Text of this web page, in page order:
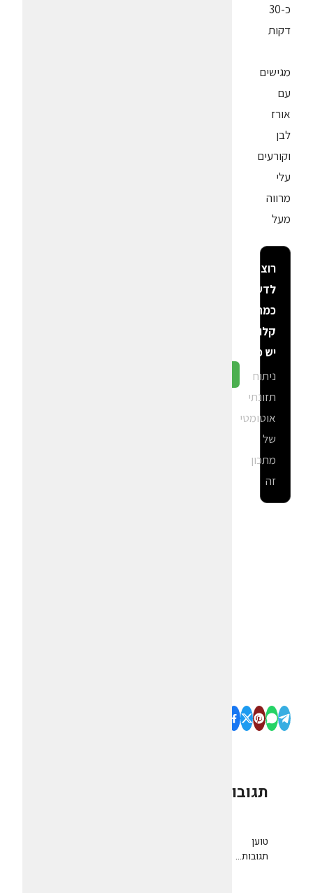
כ-30
דקות
מגישים
עם
אורז
לבן
וקורעים
עלי
מרווה
מעל
רוצה
לדעת
כמה
קלוריות
יש פה?
ניתוח
תזונתי
אוטומטי
של
מתכון
זה
תגובות
טוען
תגובות...